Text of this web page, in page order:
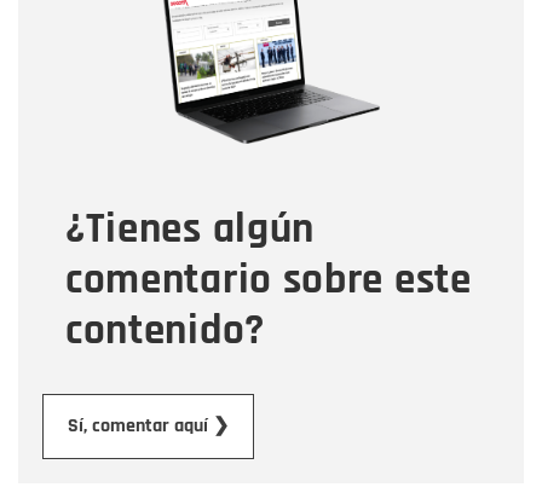
¿Tienes algún
comentario sobre este
contenido?
Sí, comentar aquí ❯
Correo electrónico
Tipo de comentario
Mensaje